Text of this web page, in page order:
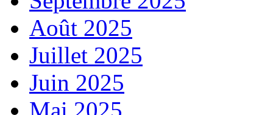
Août 2025
Juillet 2025
Juin 2025